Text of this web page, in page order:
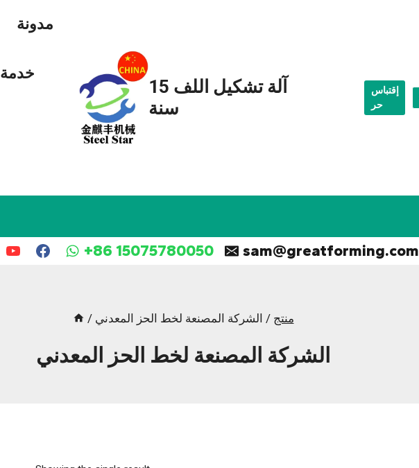
مدونة
خدمة
آلة تشكيل اللف 15
سنة
إقتباس
حر
+86 15075780050 sam@greatforming.com
/ منتج / الشركة المصنعة لخط الحز المعدني
الشركة المصنعة لخط الحز المعدني